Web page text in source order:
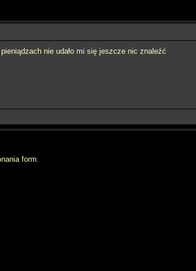
nie udało mi się jeszcze nic znaleźć
form.